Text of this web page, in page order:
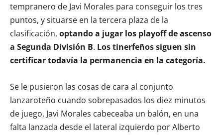
tempranero de Javi Morales para conseguir los tres
puntos, y situarse en la tercera plaza de la
clasificación, optando a jugar los playoff de ascenso
a Segunda División B. Los tinerfeños siguen sin
certificar todavía la permanencia en la categoría.
Se le pusieron las cosas de cara al conjunto
lanzaroteño cuando sobrepasados los diez minutos
de juego, Javi Morales cabeceaba un balón, en una
falta lanzada desde el lateral izquierdo por Alberto